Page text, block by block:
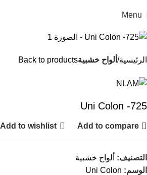
Menu
الرئيسية ألواح خشبيةBack to products
Uni Colon -725
Add to compare
Add to wishlist
التصنيف: ألواح خشبية
الوسم: Uni Colon